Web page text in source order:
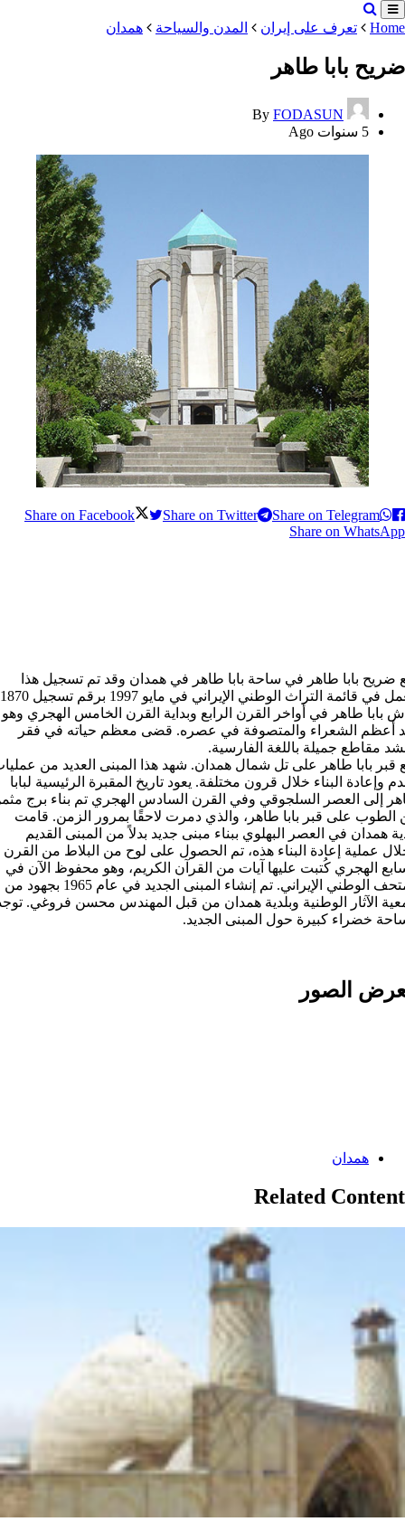
Home تعرف على إيران المدن والسياحة همدان
ضریح بابا طاهر
By FODASUN
5 سنوات Ago
Share on Facebook Share on Twitter
Share on Telegram
Share on WhatsApp
ضریح بابا طاهر في ساحة بابا طاهر في همدان وقد تم تسجيل هذا
بابا طاهر في أواخر القرن الرابع وبداية القرن الخامس الهجري وهو
أعظم الشعراء والمتصوفة في عصره. قضى معظم حياته في فقر
مقاطع جميلة باللغة الفارسية.
قبر بابا طاهر على تل شمال همدان. شهد هذا المبنى العديد من
وإعادة البناء خلال قرون مختلفة. يعود تاريخ المقبرة الرئيسية لبابا
إلى العصر السلجوقي وفي القرن السادس الهجري تم بناء برج
الطوب على قبر بابا طاهر، والذي دمرت لاحقًا بمرور الزمن. قامت
همدان في العصر البهلوي ببناء مبنى جديد بدلاً من المبنى القديم
عملية إعادة البناء هذه، تم الحصول على لوح من البلاط من القرن
الهجري کُتبت علیها آيات من القرآن الكريم، وهو محفوظ الآن في
المتحف الوطني الإيراني. تم إنشاء المبنى الجديد في عام 1965 بجهود من
الآثار الوطنية وبلدية همدان من قبل المهندس محسن فروغي.
خضراء كبيرة حول المبنى الجديد.
الصور
Categories:
همدان
Related Content